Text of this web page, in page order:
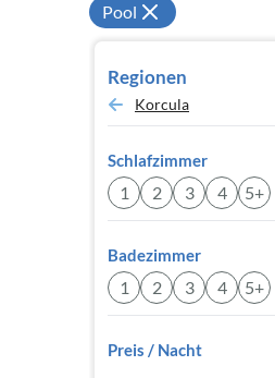
Pool
Regionen
Korcula
Schlafzimmer
1 2 3 4 5+
Badezimmer
1 2 3 4 5+
Preis / Nacht